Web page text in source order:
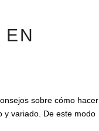
sobre cómo hacer
y variado. De este modo